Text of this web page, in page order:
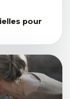
pour